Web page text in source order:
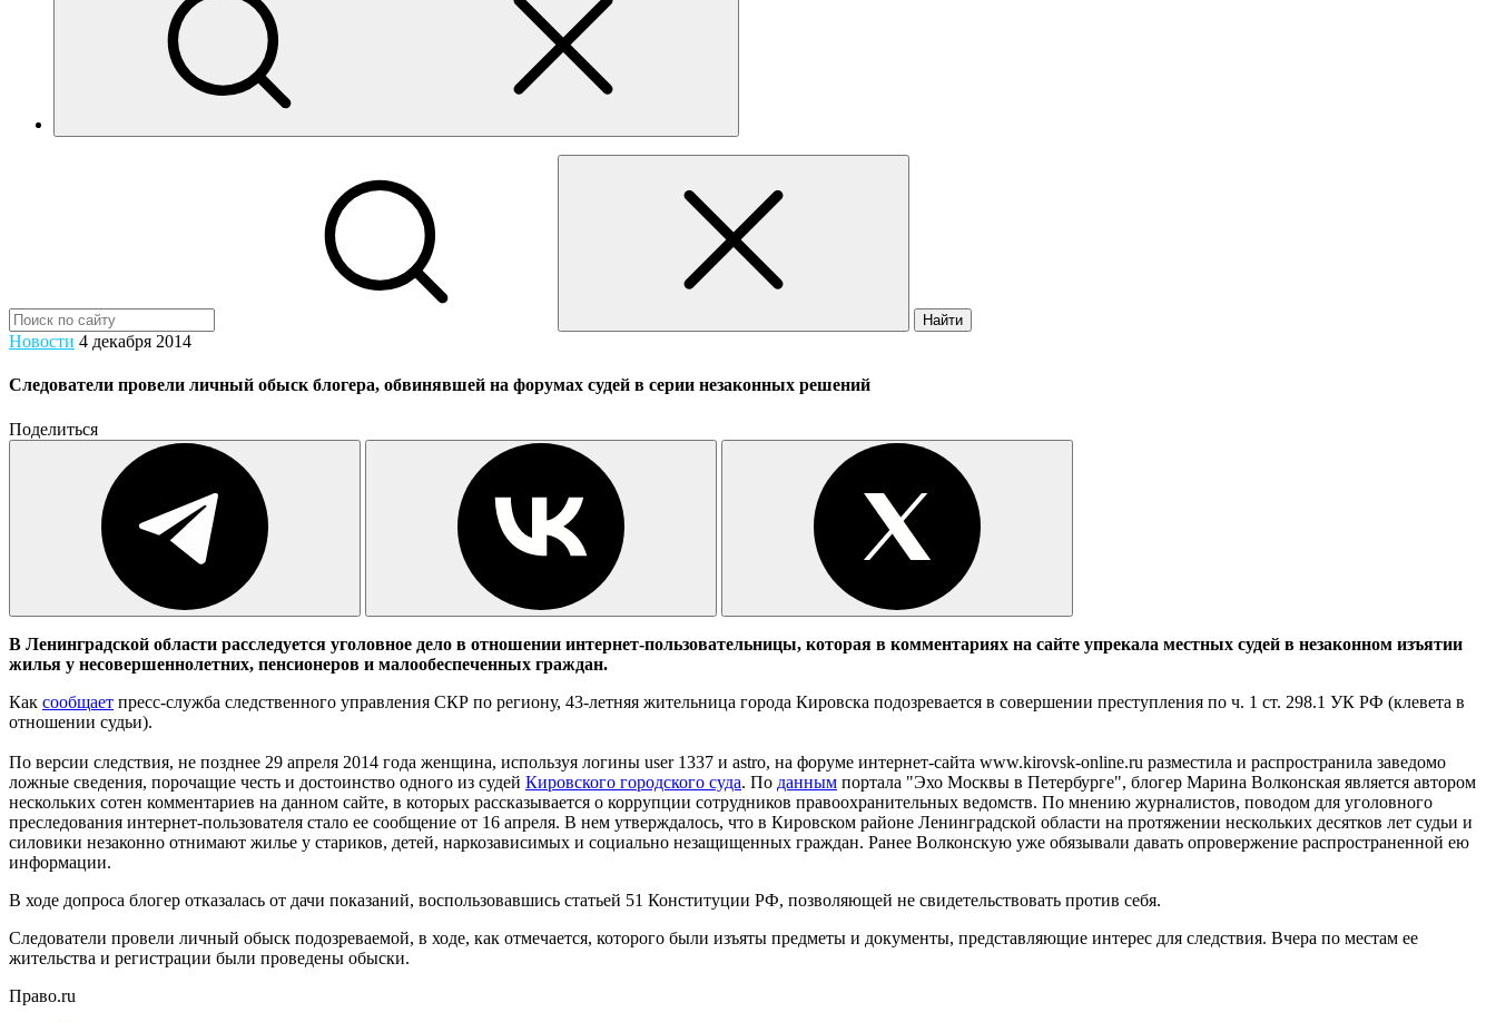
Найти
Новости 4 декабря 2014
Следователи провели личный обыск блогера, обвинявшей на форумах судей в серии незаконных решений
Поделиться
В Ленинградской области расследуется уголовное дело в отношении интернет-пользовательницы, которая в комментариях на сайте упрекала местных судей в незаконном изъятии
жилья у несовершеннолетних, пенсионеров и малообеспеченных граждан.
Как сообщает пресс-служба следственного управления СКР по региону, 43-летняя жительница города Кировска подозревается в совершении преступления по ч. 1 ст. 298.1 УК РФ (клевета в
отношении судьи).
По версии следствия, не позднее 29 апреля 2014 года женщина, используя логины user 1337 и astro, на форуме интернет-сайта www.kirovsk-online.ru разместила и распространила заведомо
ложные сведения, порочащие честь и достоинство одного из судей Кировского городского суда. По данным портала "Эхо Москвы в Петербурге", блогер Марина Волконская является автором
нескольких сотен комментариев на данном сайте, в которых рассказывается о коррупции сотрудников правоохранительных ведомств. По мнению журналистов, поводом для уголовного
преследования интернет-пользователя стало ее сообщение от 16 апреля. В нем утверждалось, что в Кировском районе Ленинградской области на протяжении нескольких десятков лет судьи и
силовики незаконно отнимают жилье у стариков, детей, наркозависимых и социально незащищенных граждан. Ранее Волконскую уже обязывали давать опровержение распространенной ею
информации.
В ходе допроса блогер отказалась от дачи показаний, воспользовавшись статьей 51 Конституции РФ, позволяющей не свидетельствовать против себя.
Следователи провели личный обыск подозреваемой, в ходе, как отмечается, которого были изъяты предметы и документы, представляющие интерес для следствия. Вчера по местам ее
жительства и регистрации были проведены обыски.
Право.ru